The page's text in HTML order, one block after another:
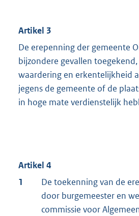
Artikel 3
De erepenning der gemeente
bijzondere gevallen
waardering en erkentelijkheid
jegens de gemeente of de
in hoge mate verdienstelijk
Artikel 4
1
De toekenning van de
door burgemeester en
commissie voor